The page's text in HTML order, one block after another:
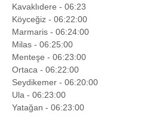
Kavaklıdere - 06:23
Köyceğiz - 06:22:00
Marmaris - 06:24:00
Milas - 06:25:00
Menteşe - 06:23:00
Ortaca - 06:22:00
Seydikemer - 06:20:00
Ula - 06:23:00
Yatağan - 06:23:00